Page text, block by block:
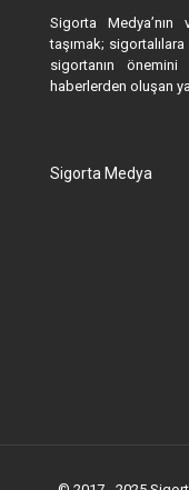
Sigorta
taşımak;
sigortanın
haberlerden oluşan
Sigorta Medya